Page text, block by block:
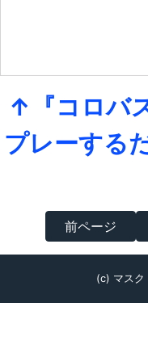
↑『コロバ
プレーする
前ページ
(c) マスク